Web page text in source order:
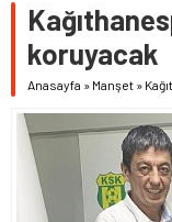
koruyacak
Anasayfa » Manşet »